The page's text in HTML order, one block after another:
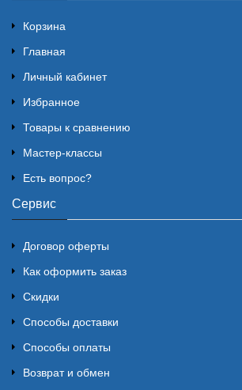
Корзина
Главная
Личный кабинет
Избранное
Товары к сравнению
Мастер-классы
Есть вопрос?
Сервис
Договор оферты
Как оформить заказ
Скидки
Способы доставки
Способы оплаты
Возврат и обмен